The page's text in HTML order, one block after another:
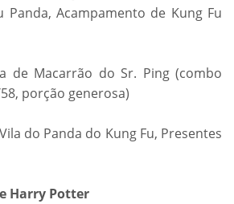
Panda, Acampamento de Kung Fu
de Macarrão do Sr. Ping (combo
porção generosa)
do Panda do Kung Fu, Presentes
Harry Potter